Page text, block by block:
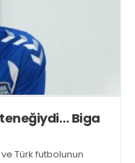
Biga
Türk futbolunun